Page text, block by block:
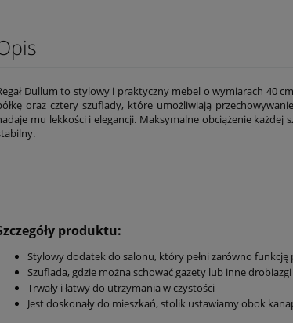
Dullum to stylowy i praktyczny mebel o wymiarach 40
oraz cztery szuflady, które umożliwiają
mu lekkości i elegancji. Maksymalne obciążenie
produktu:
Stylowy dodatek do salonu, który pełni zarówno funkcję
Szuflada, gdzie można schować gazety lub inne drobiazgi
Trwały i łatwy do utrzymania w czystości
Jest doskonały do mieszkań, stolik ustawiamy obok